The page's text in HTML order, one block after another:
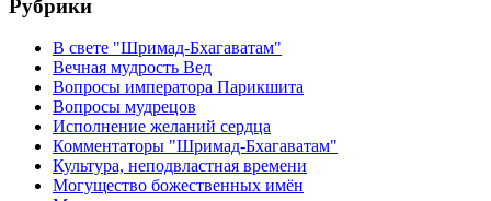
Рубрики
В свете "Шримад-Бхагаватам"
Вечная мудрость Вед
Вопросы императора Парикшита
Вопросы мудрецов
Исполнение желаний сердца
Комментаторы "Шримад-Бхагаватам"
Культура, неподвластная времени
Могущество божественных имён